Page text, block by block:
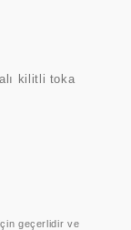
kilitli toka
geçerlidir ve